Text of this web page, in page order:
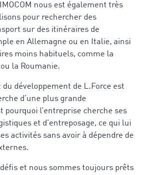
nous est également très
pour rechercher des
sur des itinéraires de
en Allemagne ou en Italie, ainsi
moins habituels, comme la
la Roumanie.
développement de L.Force est
d’une plus grande
pourquoi l’entreprise cherche ses
et d’entreposage, ce qui lui
activités sans avoir à dépendre de
et nous sommes toujours prêts